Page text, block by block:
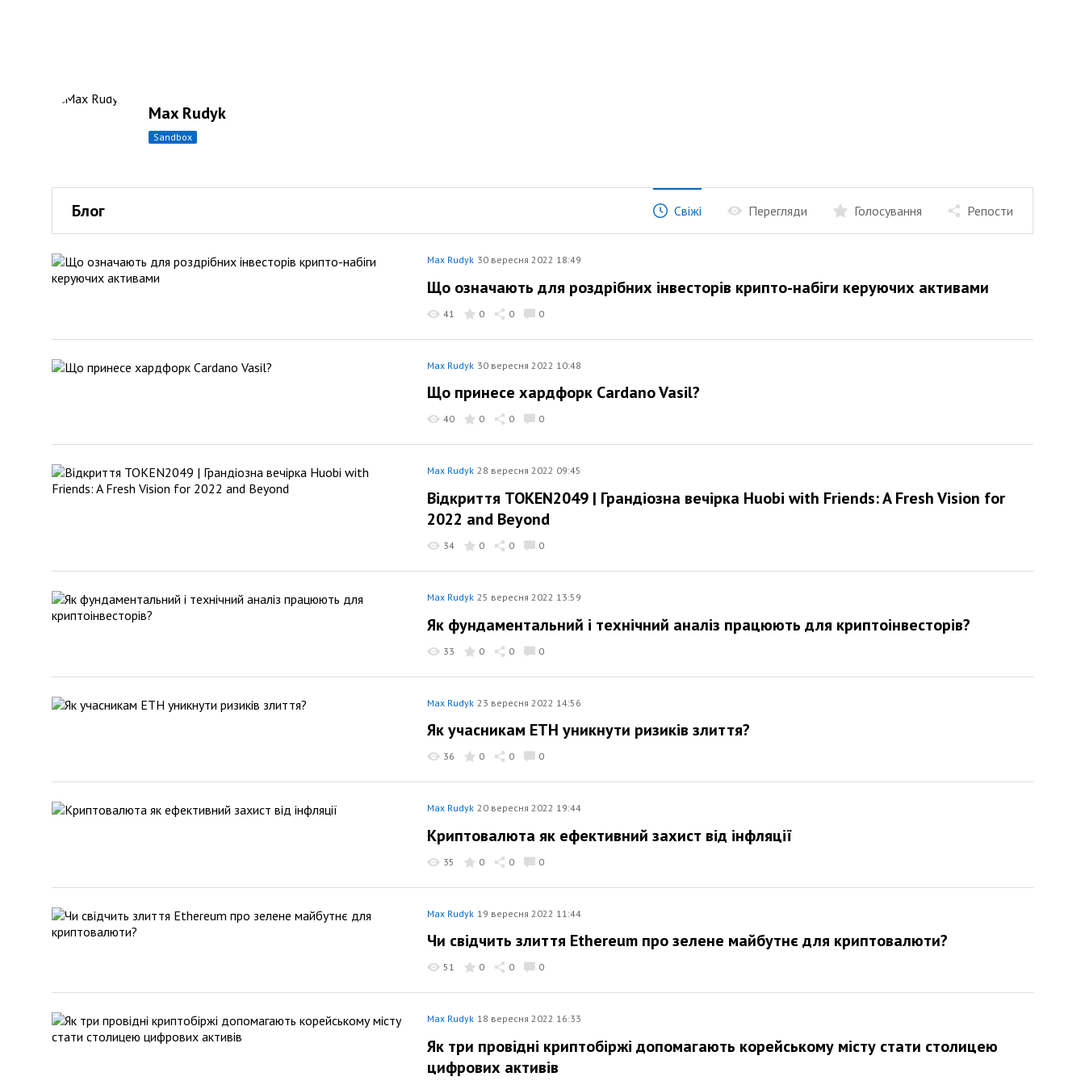
Max Rudyk
sandbox
Блог Свіжі Перегляди Голосування Репости
Max Rudyk 30 вересня 2022 18:49
Що означають для роздрібних інвесторів крипто-набіги керуючих активами
41 0 0 0
Max Rudyk 30 вересня 2022 10:48
Що принесе хардфорк Cardano Vasil?
40 0 0 0
Max Rudyk 28 вересня 2022 09:45
Відкриття TOKEN2049 | Грандіозна вечірка Huobi with Friends: A Fresh Vision for
2022 and Beyond
34 0 0 0
Max Rudyk 25 вересня 2022 13:59
Як фундаментальний і технічний аналіз працюють для криптоінвесторів?
33 0 0 0
Max Rudyk 23 вересня 2022 14:56
Як учасникам ETH уникнути ризиків злиття?
36 0 0 0
Max Rudyk 20 вересня 2022 19:44
Криптовалюта як ефективний захист від інфляції
35 0 0 0
Max Rudyk 19 вересня 2022 11:44
Чи свідчить злиття Ethereum про зелене майбутнє для криптовалюти?
51 0 0 0
Max Rudyk 18 вересня 2022 16:33
Як три провідні криптобіржі допомагають корейському місту стати столицею
цифрових активів